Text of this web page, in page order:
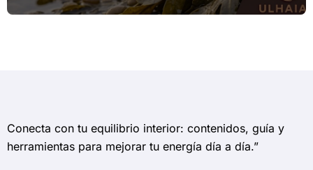
Conecta con tu equilibrio interior: contenidos, guía y
herramientas para mejorar tu energía día a día.”